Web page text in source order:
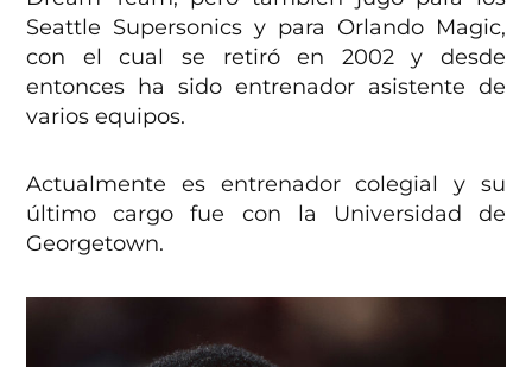
Seattle Supersonics y para Orlando Magic,
con el cual se retiró en 2002 y desde
entonces ha sido entrenador asistente de
varios equipos.
Actualmente es entrenador colegial y su
último cargo fue con la Universidad de
Georgetown.